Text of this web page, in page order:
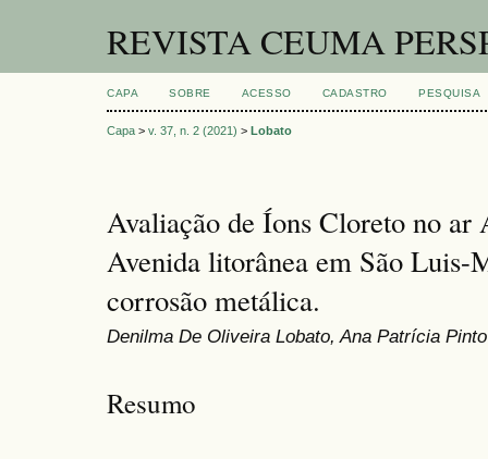
REVISTA CEUMA
CAPA SOBRE ACESSO CADASTRO PESQUISA
Capa > v. 37, n. 2 (2021) > Lobato
Avaliação de Íons Cloreto no ar
Avenida litorânea em São Luis-
corrosão metálica.
Denilma De Oliveira Lobato, Ana Patrícia
Resumo